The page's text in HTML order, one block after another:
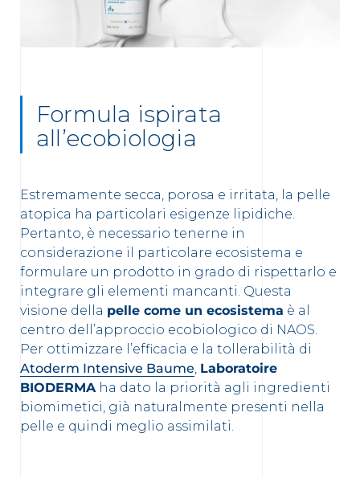
Formula ispirata
all’ecobiologia
Estremamente secca, porosa e irritata, la pelle
atopica ha particolari esigenze lipidiche.
Pertanto, è necessario tenerne in
considerazione il particolare ecosistema e
formulare un prodotto in grado di rispettarlo e
integrare gli elementi mancanti. Questa
visione della pelle come un ecosistema è al
centro dell’approccio ecobiologico di NAOS.
Per ottimizzare l’efficacia e la tollerabilità di
Atoderm Intensive Baume Laboratoire
BIODERMA ha dato la priorità agli ingredienti
biomimetici, già naturalmente presenti nella
pelle e quindi meglio assimilati.